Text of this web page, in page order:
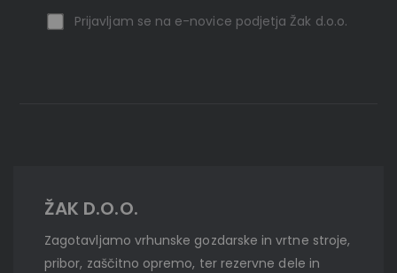
Prijavljam se na e-novice podjetja Žak d.o.o.
ŽAK D.O.O.
Zagotavljamo vrhunske gozdarske in vrtne stroje,
pribor, zaščitno opremo, ter rezervne dele in